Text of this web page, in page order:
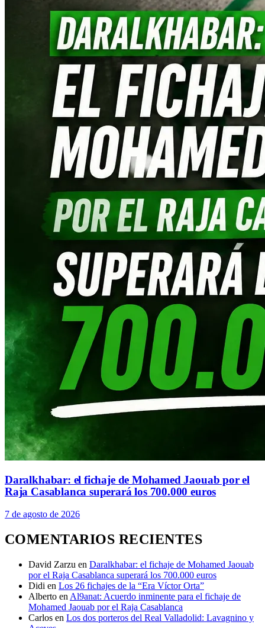
Daralkhabar: el fichaje de Mohamed Jaouab por el
Raja Casablanca superará los 700.000 euros
7 de agosto de 2026
COMENTARIOS RECIENTES
David Zarzu en Daralkhabar: el fichaje de Mohamed Jaouab
por el Raja Casablanca superará los 700.000 euros
Didi en Los 26 fichajes de la “Era Víctor Orta”
Alberto en Al9anat: Acuerdo inminente para el fichaje de
Mohamed Jaouab por el Raja Casablanca
Carlos en Los dos porteros del Real Valladolid: Lavagnino y